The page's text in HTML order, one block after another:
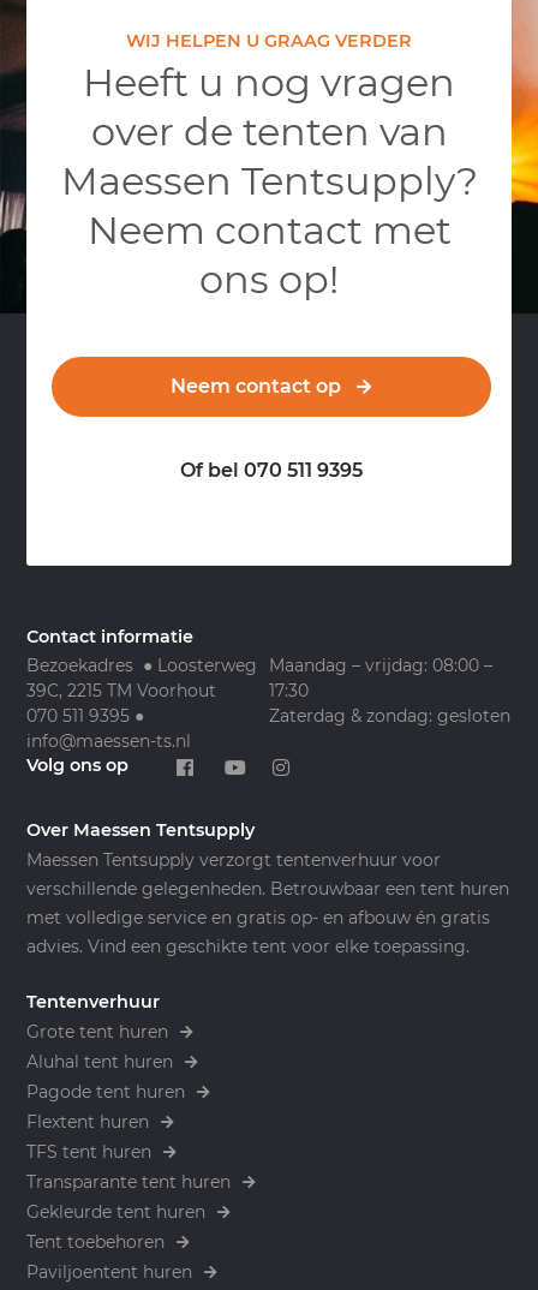
WIJ HELPEN U GRAAG VERDER
Heeft u nog vragen
over de tenten van
Maessen Tentsupply?
Neem contact met
ons op!
Neem contact op
Of bel 070 511 9395
Contact informatie
Bezoekadres ● Loosterweg
39C, 2215 TM Voorhout
070 511 9395 ●
info@maessen-ts.nl
Maandag – vrijdag: 08:00 –
17:30
Zaterdag & zondag: gesloten
Volg ons op
Over Maessen Tentsupply
Maessen Tentsupply verzorgt tentenverhuur voor
verschillende gelegenheden. Betrouwbaar een tent huren
met volledige service en gratis op- en afbouw én gratis
advies. Vind een geschikte tent voor elke toepassing.
Tentenverhuur
Grote tent huren
Aluhal tent huren
Pagode tent huren
Flextent huren
TFS tent huren
Transparante tent huren
Gekleurde tent huren
Tent toebehoren
Paviljoentent huren